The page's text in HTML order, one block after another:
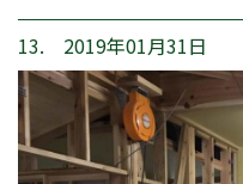
13. 2019年01月31日